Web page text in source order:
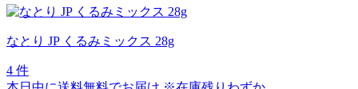
なとり JP くるみミックス 28g
4 件